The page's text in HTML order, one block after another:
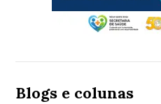
Blogs e colunas